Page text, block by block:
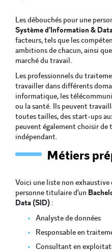
Les débouchés pour une
Système d’Information &
facteurs, tels que les
ambitions de chacun, ainsi
marché du travail.
Les professionnels du
travailler dans différents
informatique, les
ou la santé. Ils peuvent
toutes tailles, des start-ups
peuvent également choisir
indépendant.
Métiers
Voici une liste non exhaustive
personne titulaire d’un
Data (SID) :
Analyste de données
Responsable en
Consultant en